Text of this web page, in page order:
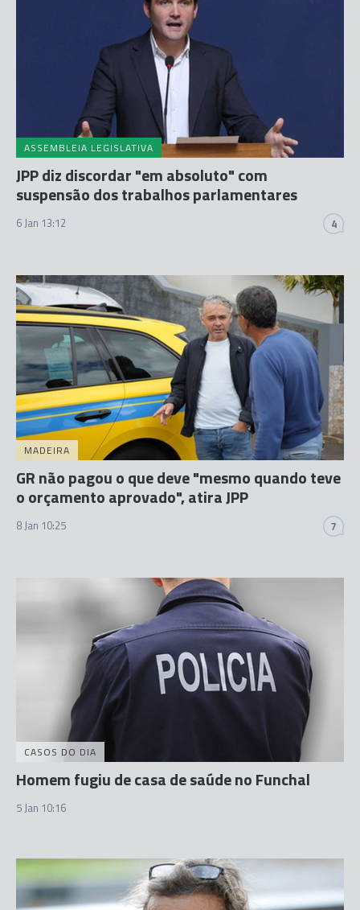
ASSEMBLEIA LEGISLATIVA
JPP diz discordar "em absoluto" com
suspensão dos trabalhos parlamentares
6 Jan 13:12 4
MADEIRA
GR não pagou o que deve "mesmo quando teve
o orçamento aprovado", atira JPP
8 Jan 10:25 7
CASOS DO DIA
Homem fugiu de casa de saúde no Funchal
5 Jan 10:16